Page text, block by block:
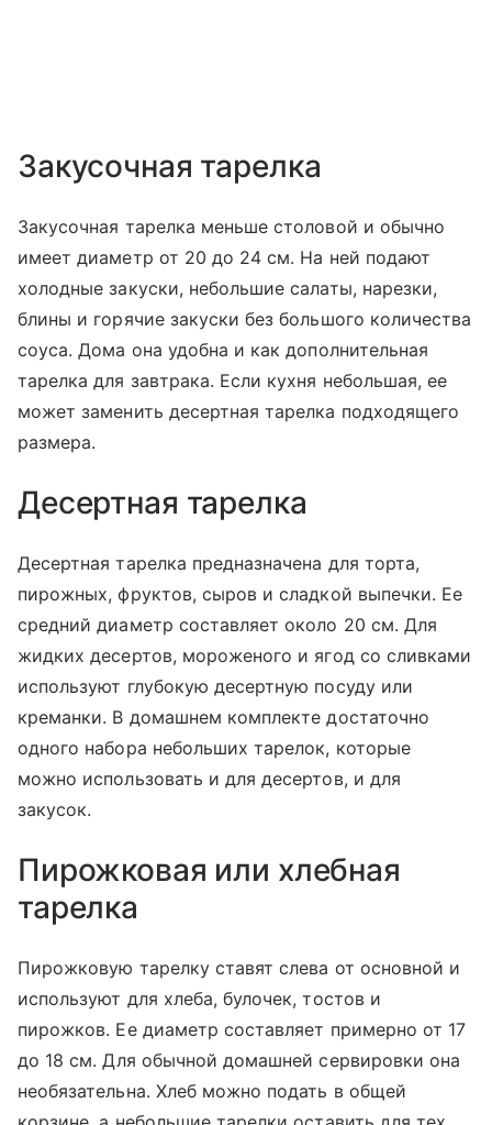
Закусочная тарелка
Закусочная тарелка меньше столовой и обычно
имеет диаметр от 20 до 24 см. На ней подают
холодные закуски, небольшие салаты, нарезки,
блины и горячие закуски без большого количества
соуса. Дома она удобна и как дополнительная
тарелка для завтрака. Если кухня небольшая, ее
может заменить десертная тарелка подходящего
размера.
Десертная тарелка
Десертная тарелка предназначена для торта,
пирожных, фруктов, сыров и сладкой выпечки. Ее
средний диаметр составляет около 20 см. Для
жидких десертов, мороженого и ягод со сливками
используют глубокую десертную посуду или
креманки. В домашнем комплекте достаточно
одного набора небольших тарелок, которые
можно использовать и для десертов, и для
закусок.
Пирожковая или хлебная
тарелка
Пирожковую тарелку ставят слева от основной и
используют для хлеба, булочек, тостов и
пирожков. Ее диаметр составляет примерно от 17
до 18 см. Для обычной домашней сервировки она
необязательна. Хлеб можно подать в общей